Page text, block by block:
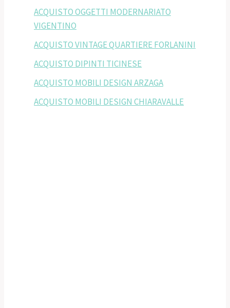
ACQUISTO OGGETTI MODERNARIATO
VIGENTINO
ACQUISTO VINTAGE QUARTIERE FORLANINI
ACQUISTO DIPINTI TICINESE
ACQUISTO MOBILI DESIGN ARZAGA
ACQUISTO MOBILI DESIGN CHIARAVALLE